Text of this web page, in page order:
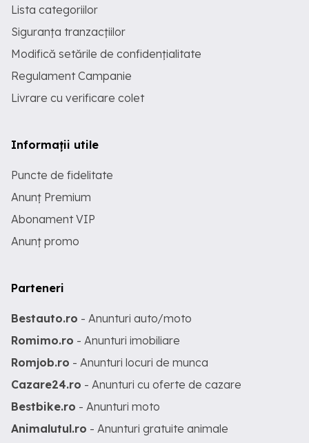
Lista categoriilor
Siguranța tranzacțiilor
Modifică setările de confidențialitate
Regulament Campanie
Livrare cu verificare colet
Informații utile
Puncte de fidelitate
Anunț Premium
Abonament VIP
Anunț promo
Parteneri
Bestauto.ro - Anunturi auto/moto
Romimo.ro - Anunturi imobiliare
Romjob.ro - Anunturi locuri de munca
Cazare24.ro - Anunturi cu oferte de cazare
Bestbike.ro - Anunturi moto
Animalutul.ro - Anunturi gratuite animale